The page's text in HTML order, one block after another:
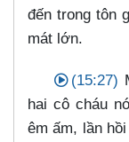
đến trong tôn
mát lớn.
(15:27)
hai cô cháu
êm ấm, lần